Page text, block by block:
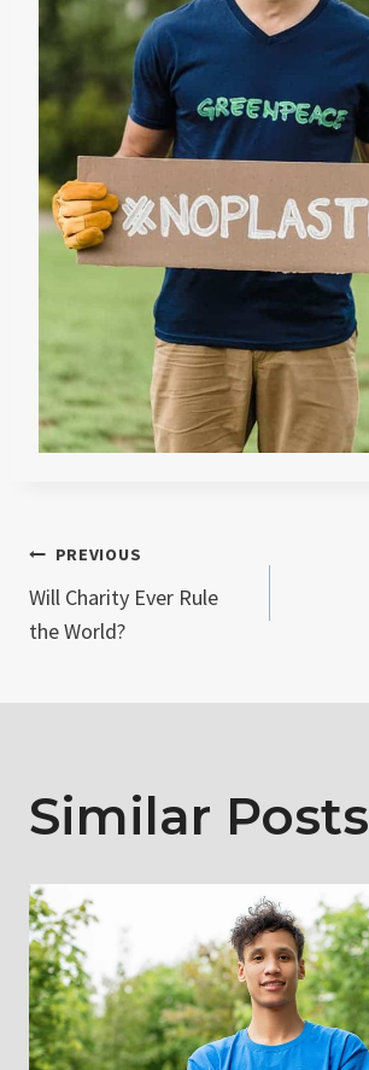
Post
navigation
PREVIOUS
Will Charity Ever Rule
the World?
Similar Posts